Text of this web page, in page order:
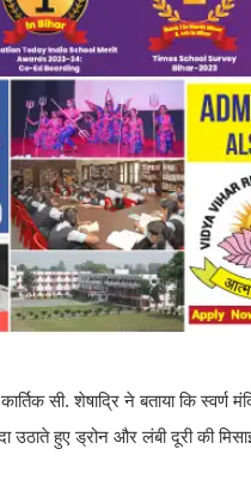
सी. शेषाद्रि ने बताया कि स्वर्ण
उठाते हुए ड्रोन और लंबी दूरी की